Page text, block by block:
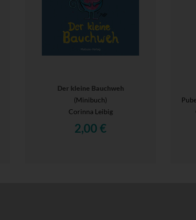
Der kleine Bauchweh
(Minibuch)
Corinna Leibig
2,00 €